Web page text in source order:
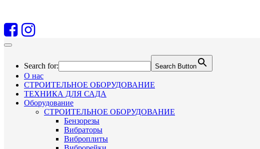
Search for: Search Button
О нас
СТРОИТЕЛЬНОЕ ОБОРУДОВАНИЕ
ТЕХНИКА ДЛЯ САДА
Оборудование
СТРОИТЕЛЬНОЕ ОБОРУДОВАНИЕ
Бензорезы
Вибраторы
Виброплиты